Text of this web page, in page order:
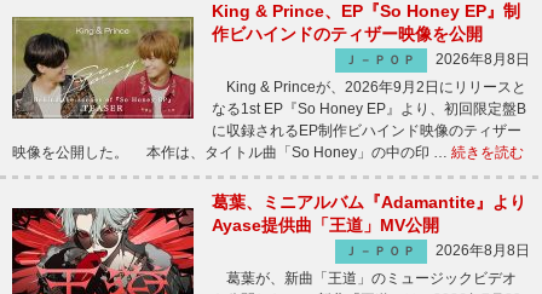
King & Prince、EP『So Honey EP』制
作ビハインドのティザー映像を公開
Ｊ－ＰＯＰ
2026年8月8日
King & Princeが、2026年9月2日にリリースと
なる1st EP『So Honey EP』より、初回限定盤B
に収録されるEP制作ビハインド映像のティザー
映像を公開した。 本作は、タイトル曲「So Honey」の中の印 … 続きを読む
葛葉、ミニアルバム『Adamantite』より
Ayase提供曲「王道」MV公開
Ｊ－ＰＯＰ
2026年8月8日
葛葉が、新曲「王道」のミュージックビデオ